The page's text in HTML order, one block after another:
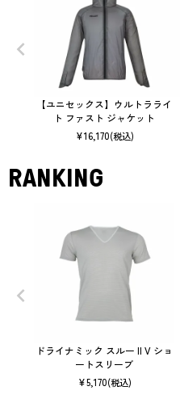
【ユニセックス】ウルトラライ
ト ファスト ジャケット
¥16,170(税込)
RANKING
ドライナミック スルー II V ショ
ートスリーブ
¥5,170(税込)